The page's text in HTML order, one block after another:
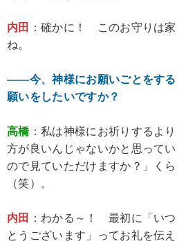
内田
：確かに！ このお守りは
ね。
――今、神様にお願いごとをする
願いをしたいですか？
高橋：私は神様にお祈りするよ
方が良いんじゃないかと思って
ので見ていただけますか？」く
（笑）。
内田
：わかる～！ 最初に「い
とうございます」ってお礼を伝